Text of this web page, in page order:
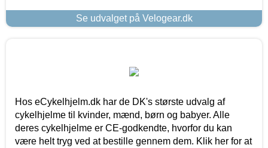
Se udvalget på Velogear.dk
Hos eCykelhjelm.dk har de DK's største udvalg af
cykelhjelme til kvinder, mænd, børn og babyer. Alle
deres cykelhjelme er CE-godkendte, hvorfor du kan
være helt tryg ved at bestille gennem dem. Klik her for at